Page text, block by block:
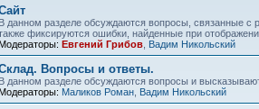
В данном разделе обсуждаются вопросы, связанные
фиксируются ошибки, найденные при
Модераторы: Евгений Грибов Вадим Никольский
Вопросы и ответы.
В данном разделе обсуждаются вопросы и
Модераторы: Маликов Роман Вадим Никольский